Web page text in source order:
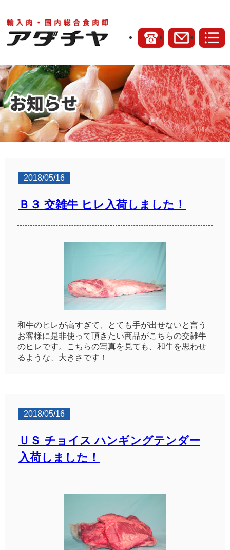
2018/05/16
Ｂ３ 交雑牛 ヒレ入荷しました！
和牛のヒレが高すぎて、とても手が出せないと言う
お客様に是非使って頂きたい商品がこちらの交雑牛
のヒレです。こちらの写真を見ても、和牛を思わせ
るような、大きさです！
2018/05/16
ＵＳ チョイス ハンギングテンダー
入荷しました！